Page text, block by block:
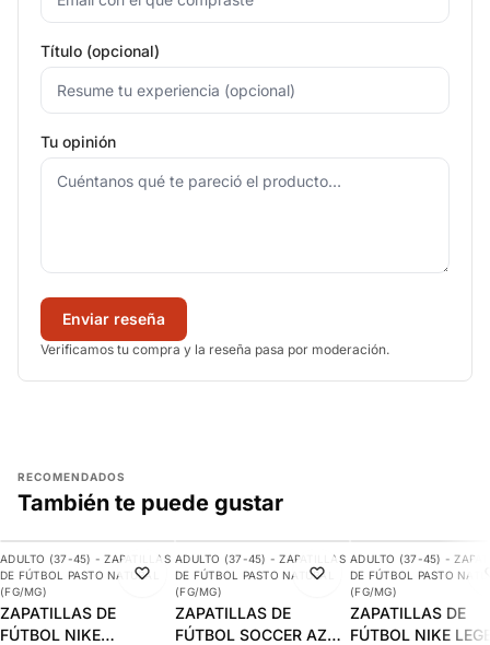
Título (opcional)
Tu opinión
Enviar reseña
Verificamos tu compra y la reseña pasa por moderación.
RECOMENDADOS
También te puede gustar
-11%
AGREGAR
ADULTO (37-45) - ZAPATILLAS
DE FÚTBOL PASTO NATURAL
(FG/MG)
ZAPATILLAS DE
FÚTBOL NIKE
-9%
AGREGAR
ADULTO (37-45) - ZAPATILLAS
DE FÚTBOL PASTO NATURAL
(FG/MG)
ZAPATILLAS DE
FÚTBOL SOCCER AZUL
-21%
DESTACADO
ADULTO (37-45) -
DE FÚTBOL PASTO
(FG/MG)
ZAPATILLAS DE
FÚTBOL NIKE